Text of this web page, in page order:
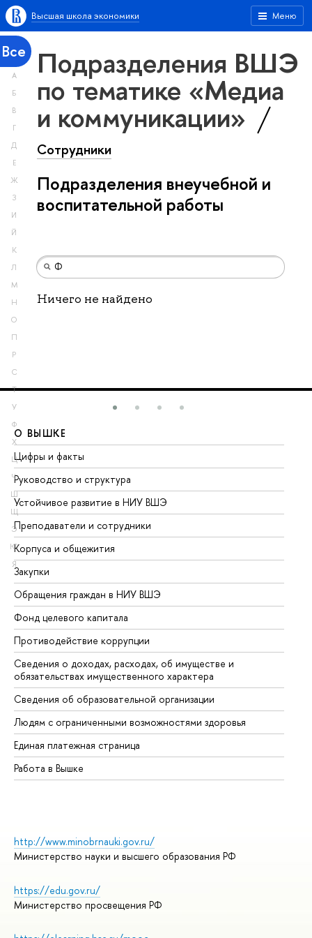
Меню
Высшая школа экономики
Все
А
Б
В
Г
Д
Е
Ж
З
И
Й
К
Л
М
Н
О
П
Р
С
Т
У
Ф
Х
Ц
Ч
Ш
Щ
Э
Ю
Я
Подразделения ВШЭ
по тематике «Медиа
и коммуникации»
Сотрудники
Подразделения внеучебной и
воспитательной работы
Ничего не найдено
О ВЫШКЕ
Цифры и факты
Руководство и структура
Устойчивое развитие в НИУ ВШЭ
Преподаватели и сотрудники
Корпуса и общежития
Закупки
Обращения граждан в НИУ ВШЭ
Фонд целевого капитала
Противодействие коррупции
Сведения о доходах, расходах, об имуществе и
обязательствах имущественного характера
Сведения об образовательной организации
Людям с ограниченными возможностями здоровья
Единая платежная страница
Работа в Вышке
http://www.minobrnauki.gov.ru/
Министерство науки и высшего образования РФ
https://edu.gov.ru/
Министерство просвещения РФ